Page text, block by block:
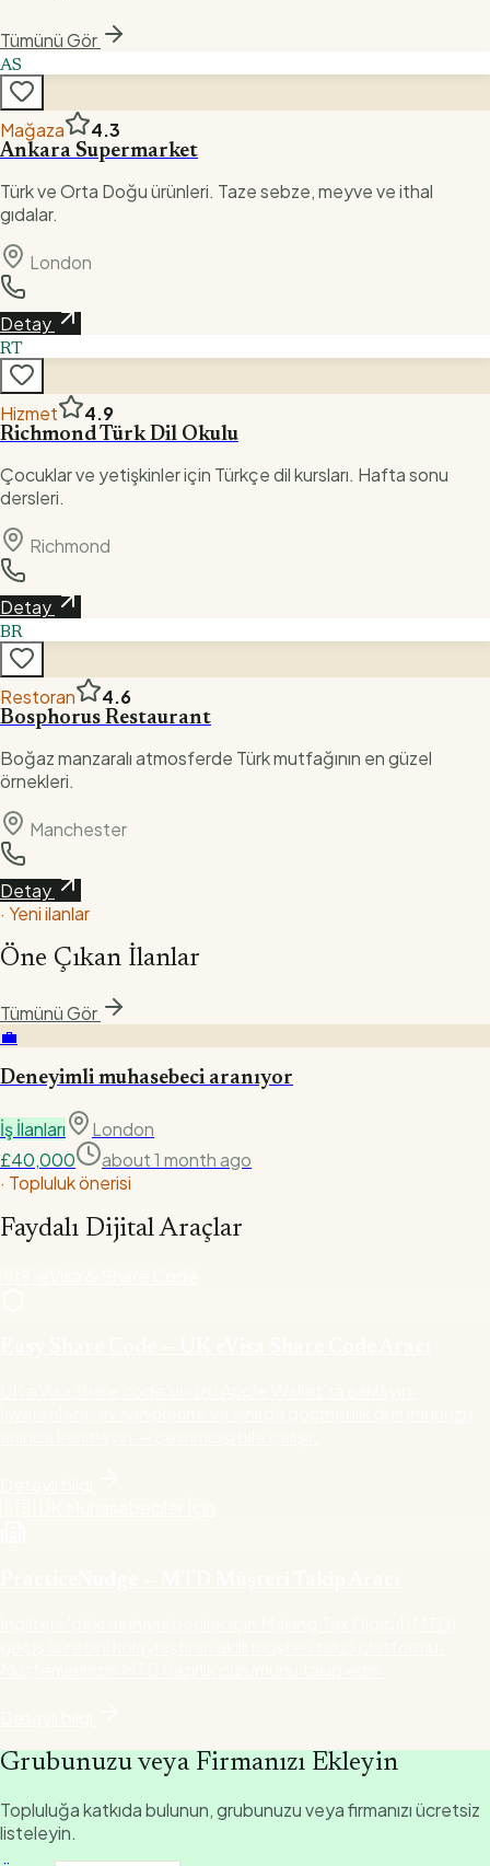
Tümünü Gör
AS
Mağaza 4.3
Ankara Supermarket
Türk ve Orta Doğu ürünleri. Taze sebze, meyve ve ithal
gıdalar.
London
Detay
RT
Hizmet 4.9
Richmond Türk Dil Okulu
Çocuklar ve yetişkinler için Türkçe dil kursları. Hafta sonu
dersleri.
Richmond
Detay
BR
Restoran 4.6
Bosphorus Restaurant
Boğaz manzaralı atmosferde Türk mutfağının en güzel
örnekleri.
Manchester
Detay
· Yeni ilanlar
Öne Çıkan İlanlar
Tümünü Gör
💼
Deneyimli muhasebeci aranıyor
İş İlanları
London
£40,000
about 1 month ago
· Topluluk önerisi
Faydalı Dijital Araçlar
Grubunuzu veya Firmanızı Ekleyin
Topluluğa katkıda bulunun, grubunuzu veya firmanızı ücretsiz
listeleyin.